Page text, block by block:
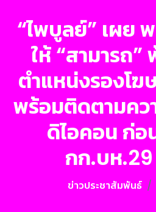
“ไพบูลย์” เผย
ให้ “สามารถ”
ตำแหน่งรองโ
พร้อมติดตามค
ดิไอคอน ก่อ
กก.บห
ข่าวประชาสัมพันธ์